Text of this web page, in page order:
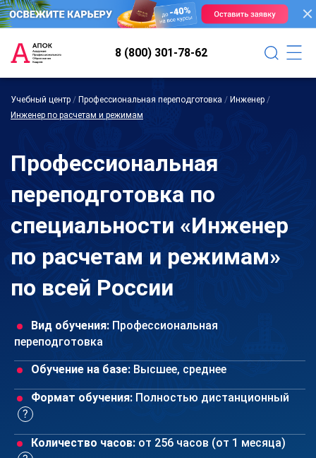
8 (800) 301-78-62
Учебный центр / Профессиональная переподготовка / Инженер /
Инженер по расчетам и режимам
Профессиональная
переподготовка по
специальности «Инженер
по расчетам и режимам»
по всей России
Вид обучения: Профессиональная
переподготовка
Обучение на базе: Высшее, среднее
Формат обучения: Полностью дистанционный
Количество часов: от 256 часов (от 1 месяца)